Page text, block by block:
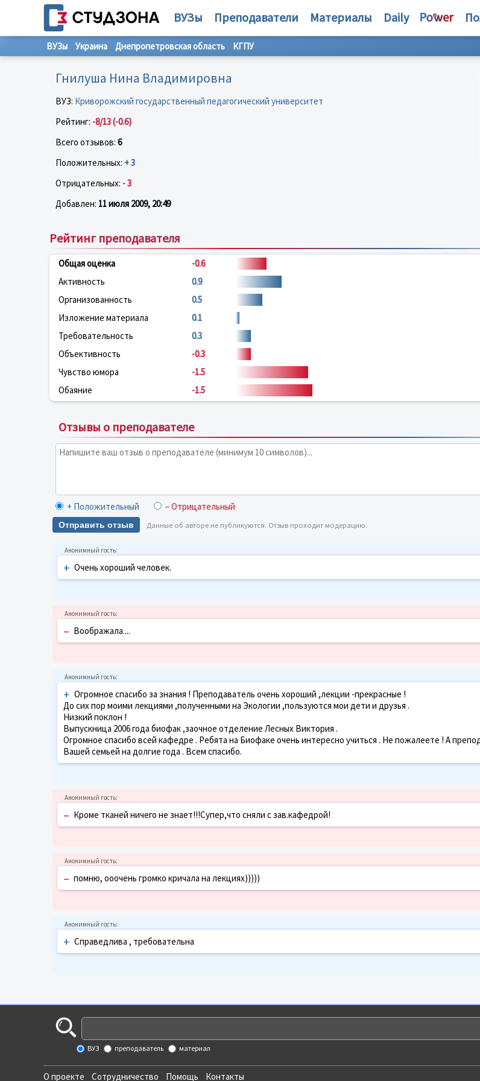
ВУЗы Преподаватели Материалы Daily
ВУЗы Украина Днепропетровская область КГПУ
Гнилуша Нина Владимировна
ВУЗ: Криворожский государственный педагогический университет
Рейтинг: -8/13 (-0.6)
Всего отзывов: 6
Положительных: + 3
Отрицательных: - 3
Добавлен: 11 июля 2009, 20:49
Рейтинг преподавателя
Общая оценка -0.6
Активность
0.9
Организованность
0.5
Изложение материала
0.1
Требовательность
0.3
Объективность
-0.3
Чувство юмора
-1.5
Обаяние
-1.5
Отзывы о преподавателе
+ Положительный – Отрицательный
Отправить отзыв Данные об авторе не публикуются. Отзыв проходит модерацию.
+ Очень хороший человек.
– Воображала....
+ Огромное спасибо за знания ! Преподаватель очень хороший ,лекции -прекрасные !
До сих пор моими лекциями ,полученными на Экологии ,пользуются мои дети и друзья .
Низкий поклон !
Выпускница 2006 года биофак ,заочное отделение Лесных Виктория .
Огромное спасибо всей кафедре . Ребята на Биофаке очень интересно учиться . Не пожалеете ! А
Вашей семьей на долгие года . Всем спасибо.
– Кроме тканей ничего не знает!!!Супер,что сняли с зав.кафедрой!
– помню, ооочень громко кричала на лекциях)))))
+ Справедлива , требовательна
ВУЗ преподаватель материал
О проекте Сотрудничество Помощь Контакты